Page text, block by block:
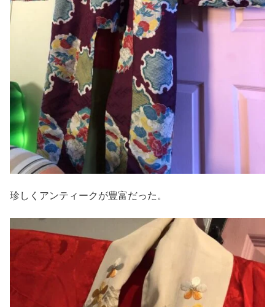
珍しくアンティークが豊富だった。